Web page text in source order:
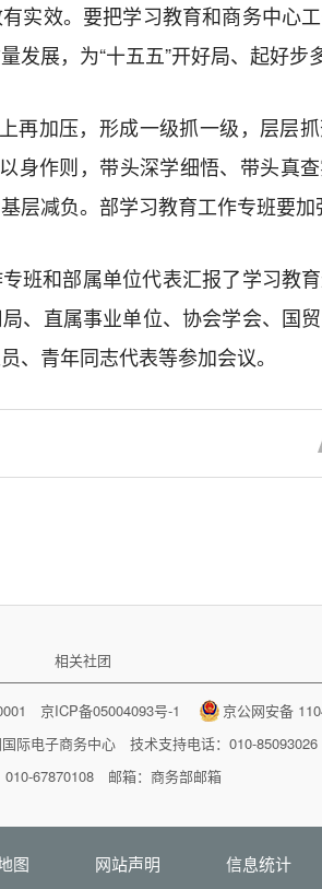
实效。要把学习教育和商务中心
发展，为“十五五”开好局、起好步
再加压，形成一级抓一级，层层
身作则，带头深学细悟、带头真
层减负。部学习教育工作专班要加
班和部属单位代表汇报了学习教
、直属事业单位、协会学会、国贸
、青年同志代表等参加会议。
相关社团
京ICP备05004093号-1
京公网安备
际电子商务中心 技术支持电话：010-85093026
010-67870108 邮箱：商务部邮箱
图 网站声明 信息统计